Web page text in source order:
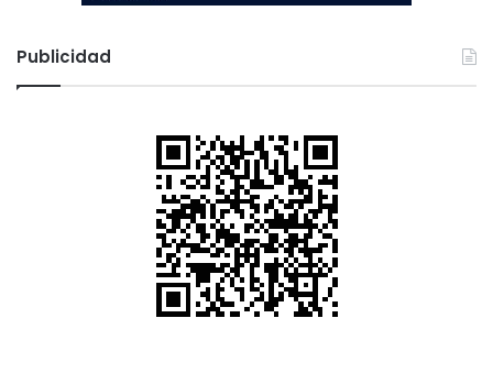
Publicidad